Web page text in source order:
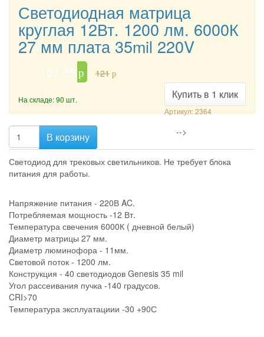
Светодиодная матрица
круглая 12Вт. 1200 лм. 6000К
27 мм плата 35mil 220V
102.85 p 121 p
Купить в 1 клик
Артикул: 2364
На складе: 90 шт.
В корзину -->
Светодиод для трековых светильников. Не требует блока
питания для работы.
Напряжение питания - 220В AC.
Потребляемая мощность -12 Вт.
Температура свечения 6000К ( дневной белый)
Диаметр матрицы 27 мм.
Диаметр люминофора - 11мм.
Световой поток - 1200 лм.
Конструкция - 40 светодиодов Genesis 35 mil
Угол рассеивания пучка -140 градусов.
CRI>70
Температура эксплуатациии -30 +90С